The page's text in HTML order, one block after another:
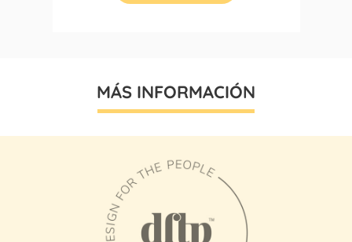
MÁS INFORMACIÓN